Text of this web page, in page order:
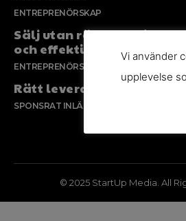
ENTREPRENÖRSKAP
Sälj utan rädsla –
och effektiv försäljning
ENTREPRENÖRSKAP
Rätt leverantör –
SPONSRAT INLÄGG
© 2025 StartUp Media. All
Vi använder
upplevelse